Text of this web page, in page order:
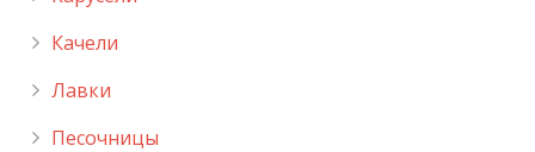
Качели
Лавки
Песочницы